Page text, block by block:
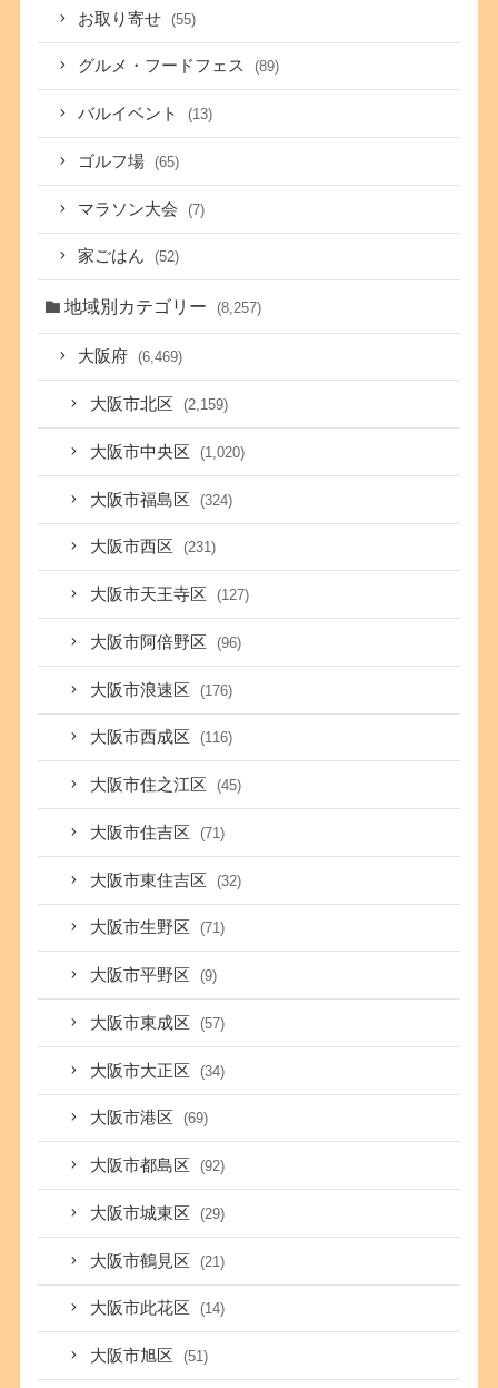
お取り寄せ (55)
グルメ・フードフェス (89)
バルイベント (13)
ゴルフ場 (65)
マラソン大会 (7)
家ごはん (52)
地域別カテゴリー (8,257)
大阪府 (6,469)
大阪市北区 (2,159)
大阪市中央区 (1,020)
大阪市福島区 (324)
大阪市西区 (231)
大阪市天王寺区 (127)
大阪市阿倍野区 (96)
大阪市浪速区 (176)
大阪市西成区 (116)
大阪市住之江区 (45)
大阪市住吉区 (71)
大阪市東住吉区 (32)
大阪市生野区 (71)
大阪市平野区 (9)
大阪市東成区 (57)
大阪市大正区 (34)
大阪市港区 (69)
大阪市都島区 (92)
大阪市城東区 (29)
大阪市鶴見区 (21)
大阪市此花区 (14)
大阪市旭区 (51)